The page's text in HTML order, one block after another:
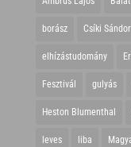
borász Csíki Sándor
elhízástudomány
Fesztivál gulyás
Heston Blumenthal
leves liba